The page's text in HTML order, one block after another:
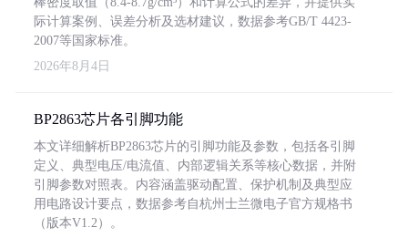
际计算案例、误差分析及选材建议，数据参考GB/T 4423-
2007等国家标准。
2026年8月4日
BP2863芯片各引脚功能
本文详细解析BP2863芯片的引脚功能及参数，包括各引脚
定义、典型电压/电流值、内部逻辑关系等核心数据，并附
引脚参数对照表。内容涵盖驱动配置、保护机制及典型应
用电路设计要点，数据参考自杭州士兰微电子官方规格书
（版本V1.2）。